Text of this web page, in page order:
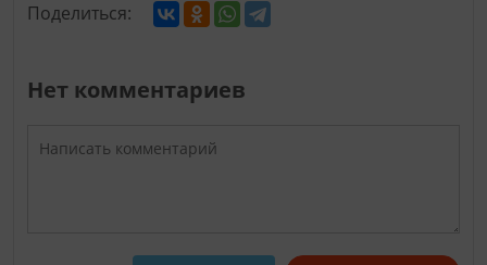
Поделиться:
Нет комментариев